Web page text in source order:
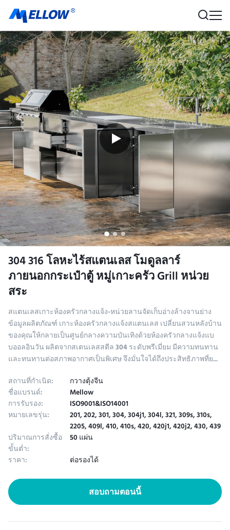
304 316 โลหะไร้สแตนเลส โมดูลลาร์
ภายนอกกระเป๋าตู้ หมู่เกาะครัว Grill หน่วย
สระ
สแตนเลสเกาะห้องครัวกลางแจ้ง-หน่วยลานจัดเก็บอ่างล้างจานย่าง
ข้อมูลผลิตภัณฑ์ เกาะห้องครัวกลางแจ้งสแตนเลส เปลี่ยนสวนหลังบ้าน
ของคุณให้กลายเป็นศูนย์กลางความบันเทิงด้วยห้องครัวกลางแจ้งแบ
บออลอินวัน ผลิตจากสเตนเลสสตีล 304 ระดับพรีเมี่ยม มีความทนทาน
และทนทานต่อสภาพอากาศเป็นพิเศษ จึงมั่นใจได้ถึงประสิทธิภาพที่ย...
สถานที่กำเนิด:
กวางตุ้งจีน
ชื่อแบรนด์: Mellow
การรับรอง: ISO9001&ISO14001
หมายเลขรุ่น: 201, 202, 301, 304, 304j1, 304l, 321, 309s, 310s,
2205, 409l, 410, 410s, 420, 420j1, 420j2, 430, 439
ปริมาณการสั่งซื้อ
ขั้นต่ำ:
50 แผ่น
ราคา:
ต่อรองได้
สอบถามตอนนี้